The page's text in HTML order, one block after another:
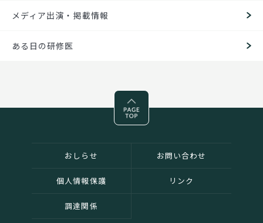
メディア出演・掲載情報
ある日の研修医
おしらせ お問い合わせ
個人情報保護 リンク
調達関係